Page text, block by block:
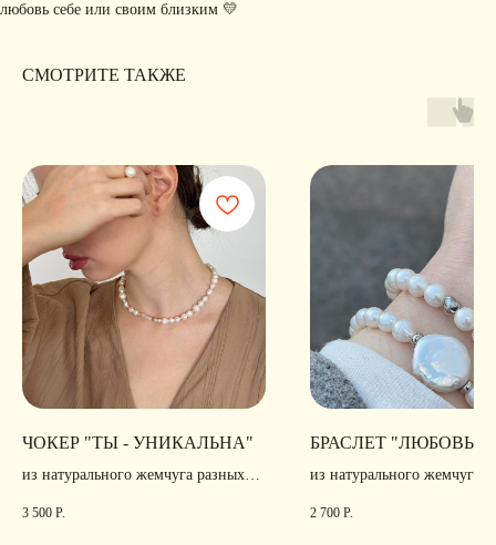
любовь себе или своим близким 💛
СМОТРИТЕ ТАКЖЕ
ЧОКЕР "ТЫ - УНИКАЛЬНА"
из натурального жемчуга разных
3 500 Р.
БРАСЛЕТ "ЛЮБОВЬ"
из натурального жемчуга
2 700 Р.
Сайт разработан
Digital-Step
ОГРН 324547600025580
ИНН 540405944704
ИП Хайруллина Сюзанна
Эдуардовна
Instagram принадлежит компании Meta,
признанной экстремистской в РФ